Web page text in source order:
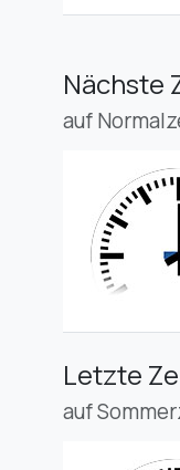
Nächste
auf
Letzte
auf